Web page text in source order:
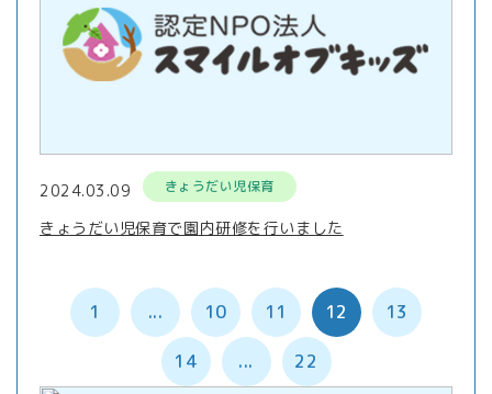
2024.03.09 きょうだい児保育
きょうだい児保育で園内研修を行いました
1 ... 10 11 12 13
14 ... 22